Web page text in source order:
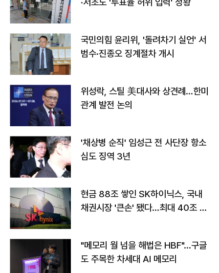
국민의힘 윤리위, '돌려차기 실언' 서
범수·진종오 징계절차 개시
위성락, 스틸 美대사와 상견례…한미
관계 발전 논의
'채상병 순직' 임성근 전 사단장 항소
심도 징역 3년
현금 88조 쌓인 SK하이닉스, 국내
채권시장 '큰손' 됐다…최대 40조 투
"메모리 월 넘을 해법은 HBF"…구글
도 주목한 차세대 AI 메모리